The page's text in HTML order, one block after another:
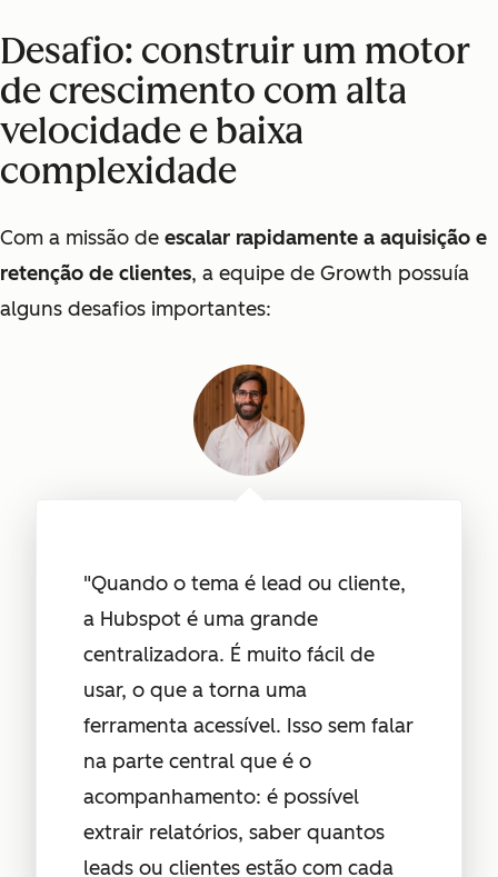
Desafio: construir um motor
de crescimento com alta
velocidade e baixa
complexidade
Com a missão de escalar rapidamente a aquisição e
retenção de clientes, a equipe de Growth possuía
alguns desafios importantes:
"Quando o tema é lead ou cliente,
a Hubspot é uma grande
centralizadora. É muito fácil de
usar, o que a torna uma
ferramenta acessível. Isso sem falar
na parte central que é o
acompanhamento: é possível
extrair relatórios, saber quantos
leads ou clientes estão com cada